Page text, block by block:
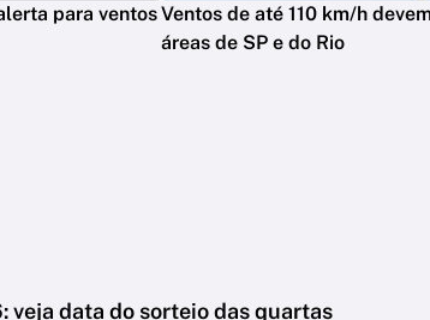
para ventosVentos de até 110 km/h
áreas de SP e do Rio
veja data do sorteio das quartas